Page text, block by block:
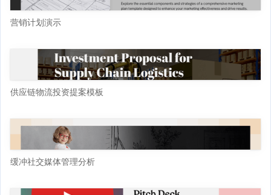
营销计划演示
供应链物流投资提案模板
缓冲社交媒体管理分析